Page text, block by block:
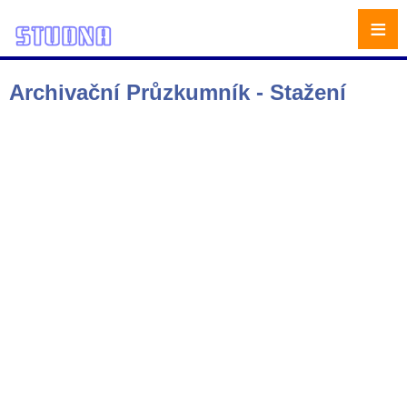
Archivační Průzkumník - Stažení
≡